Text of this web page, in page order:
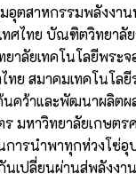
อุตสาหกรรมพลังงาน
ทศไทย บัณฑิตวิทยาลั
ยาลัยเทคโนโลยีพระ
ทย สมาคมเทคโนโล
คว้าและพัฒนาผลิตผ
มหาวิทยาลัยเกษตร
ารนำพาทุกห่วงโซ่อุ
เปลี่ยนผ่านสู่พลังงา